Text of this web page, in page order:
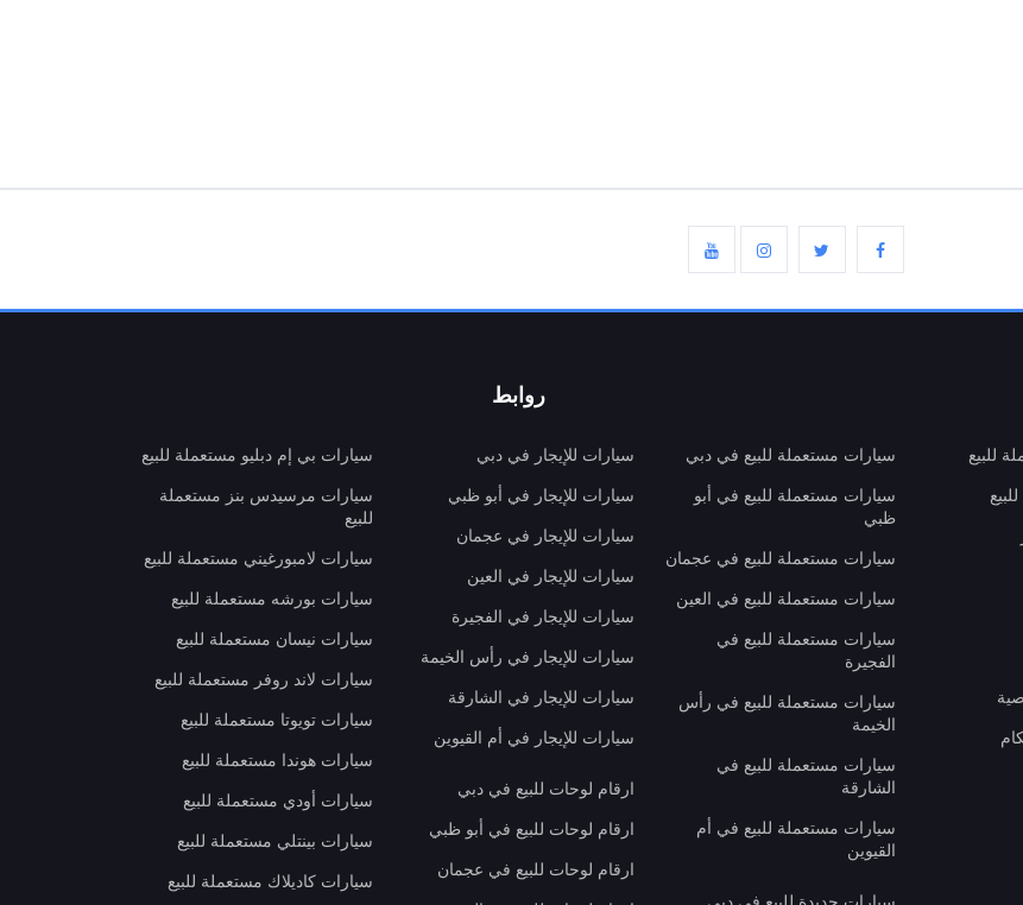
للبيع
روابط
سيارات مستعملة للبيع في دبي
سيارات مستعملة للبيع في أبو
ظبي
سيارات مستعملة للبيع في عجمان
سيارات مستعملة للبيع في العين
سيارات مستعملة للبيع في
الفجيرة
سيارات مستعملة للبيع في رأس
الخيمة
سيارات مستعملة للبيع في
الشارقة
سيارات مستعملة للبيع في أم
القيوين
سيارات للإيجار في دبي
سيارات للإيجار في أبو ظبي
سيارات للإيجار في عجمان
سيارات للإيجار في العين
سيارات للإيجار في الفجيرة
سيارات للإيجار في رأس الخيمة
سيارات للإيجار في الشارقة
سيارات للإيجار في أم القيوين
ارقام لوحات للبيع في دبي
ارقام لوحات للبيع في أبو ظبي
ارقام لوحات للبيع في عجمان
سيارات بي إم دبليو مستعملة للبيع
سيارات مرسيدس بنز مستعملة
للبيع
سيارات لامبورغيني مستعملة للبيع
سيارات بورشه مستعملة للبيع
سيارات نيسان مستعملة للبيع
سيارات لاند روفر مستعملة للبيع
سيارات تويوتا مستعملة للبيع
سيارات هوندا مستعملة للبيع
سيارات أودي مستعملة للبيع
سيارات بينتلي مستعملة للبيع
سيارات كاديلاك مستعملة للبيع